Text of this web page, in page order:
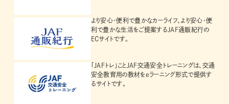
より安心・便利で豊かなカーライフ、より安心・便
利で豊かな生活をご提案するJAF通販紀行の
ECサイトです。
「JAFトレ」ことJAF交通安全トレーニングは、交通
安全教育用の教材をeラーニング形式で提供す
るサイトです。